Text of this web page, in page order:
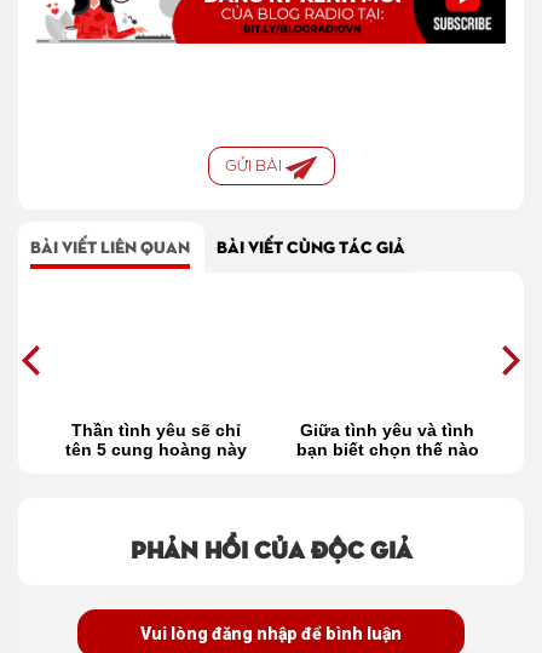
GỬI BÀI
BÀI VIẾT LIÊN QUAN BÀI VIẾT CÙNG TÁC GIẢ
Thần tình yêu sẽ chỉ
tên 5 cung hoàng này
Giữa tình yêu và tình
bạn biết chọn thế nào
Phản hồi của độc giả
Vui lòng đăng nhập để bình luận